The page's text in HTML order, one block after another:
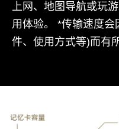
上网、地图导航或玩
用体验。 *传输速度
件、使用方式等)而有